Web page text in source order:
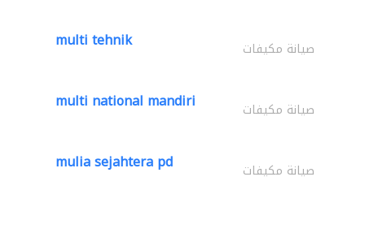
multi tehnik صيانة مكيفات
multi national mandiri صيانة مكيفات
mulia sejahtera pd صيانة مكيفات